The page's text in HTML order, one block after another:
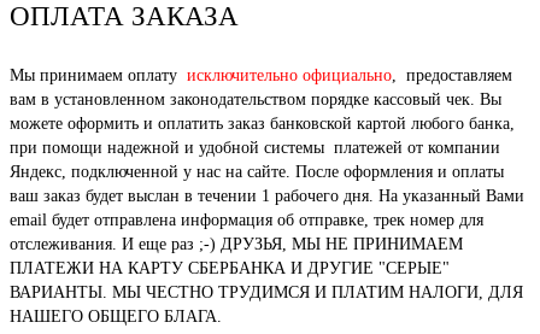
ОПЛАТА ЗАКАЗА
Мы принимаем оплату исключительно официально, предоставляем
вам в установленном законодательством порядке кассовый чек. Вы
можете оформить и оплатить заказ банковской картой любого банка,
при помощи надежной и удобной системы платежей от компании
Яндекс, подключенной у нас на сайте. После оформления и оплаты
ваш заказ будет выслан в течении 1 рабочего дня. На указанный Вами
email будет отправлена информация об отправке, трек номер для
отслеживания. И еще раз ;-) ДРУЗЬЯ, МЫ НЕ ПРИНИМАЕМ
ПЛАТЕЖИ НА КАРТУ СБЕРБАНКА И ДРУГИЕ "СЕРЫЕ"
ВАРИАНТЫ. МЫ ЧЕСТНО ТРУДИМСЯ И ПЛАТИМ НАЛОГИ, ДЛЯ
НАШЕГО ОБЩЕГО БЛАГА.